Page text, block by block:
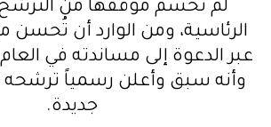
لم تحسم موقفها من الترشح
الرئاسية، ومن الوارد أن تُحسن
وأنه سبق وأعلن رسمياً ترشحه
جديدة.